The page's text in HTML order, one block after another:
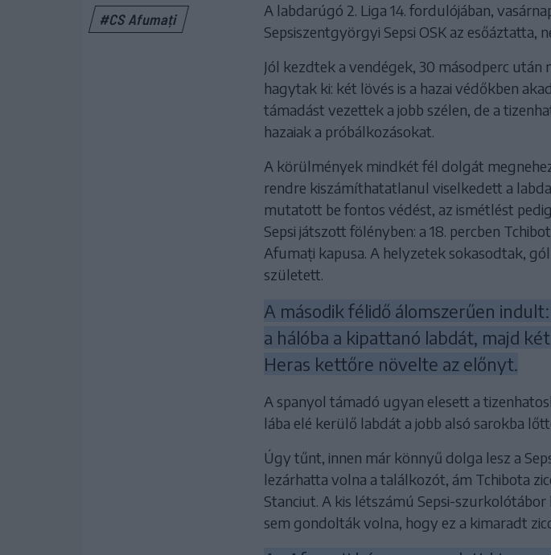
#CS Afumați
A labdarúgó 2. Liga 14. fordulójában,
Sepsiszentgyörgyi Sepsi OSK az esőáztatta,
Jól kezdtek a vendégek, 30 másodperc után
hagytak ki: két lövés is a hazai védőkben
támadást vezettek a jobb szélen, de a
hazaiak a próbálkozásokat.
A körülmények mindkét fél dolgát
rendre kiszámíthatatlanul viselkedett a
mutatott be fontos védést, az ismétlést
Sepsi játszott fölényben: a 18. percben
Afumați kapusa. A helyzetek sokasodtak,
született.
A második félidő álomszerűen
a hálóba a kipattanó labdát, majd
Heras kettőre növelte az előnyt.
A spanyol támadó ugyan elesett a
lába elé kerülő labdát a jobb alsó sarokba
Úgy tűnt, innen már könnyű dolga lesz a
lezárhatta volna a találkozót, ám Tchibota
Stanciut. A kis létszámú Sepsi-
sem gondolták volna, hogy ez a kimaradt